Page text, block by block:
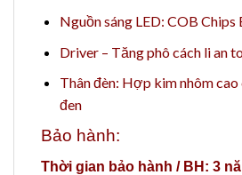
Nguồn sáng LED: COB Chips
Driver – Tăng phô cách li an
Thân đèn: Hợp kim nhôm
đen
Bảo hành:
Thời gian bảo hành / BH: 3